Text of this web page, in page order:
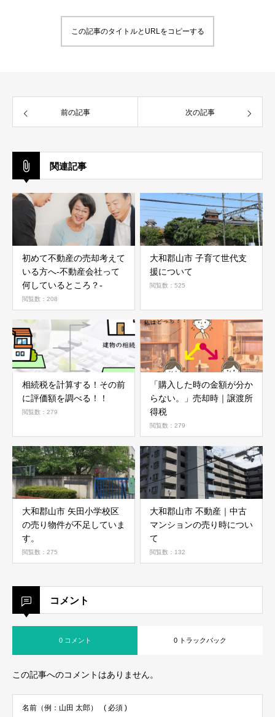
この記事のタイトルとURLをコピーする
前の記事 次の記事
関連記事
初めて不動産の売却考えて
いる方へ-不動産会社って
何しているところ？-
閲覧数：208
大和郡山市 子育て世代支
援について
閲覧数：525
相続税を計算する！その前
に評価額を調べる！！
閲覧数：279
「購入した時の金額が分か
らない。」売却時｜譲渡所
得税
閲覧数：279
大和郡山市 矢田小学校区
の売り物件が不足していま
す。
閲覧数：275
大和郡山市 不動産｜中古
マンションの売り時につい
て
閲覧数：132
コメント
0 コメント 0 トラックバック
この記事へのコメントはありません。
名前（例：山田 太郎） ( 必須 )